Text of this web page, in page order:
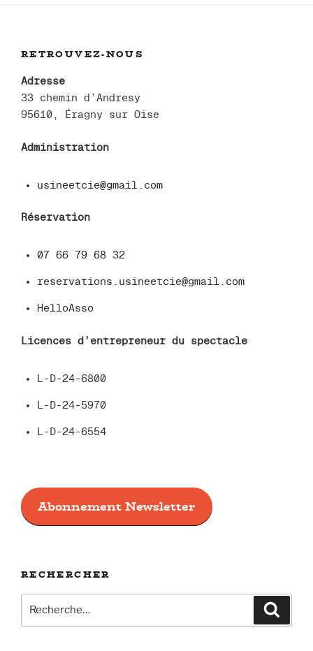
RETROUVEZ-NOUS
Adresse
33 chemin d’Andresy
95610, Éragny sur Oise
Administration
usineetcie@gmail.com
Réservation
07 66 79 68 32
reservations.usineetcie@gmail.com
HelloAsso
Licences d’entrepreneur du spectacle
L-D-24-6800
L-D-24-5970
L-D-24-6554
Abonnement Newsletter
RECHERCHER